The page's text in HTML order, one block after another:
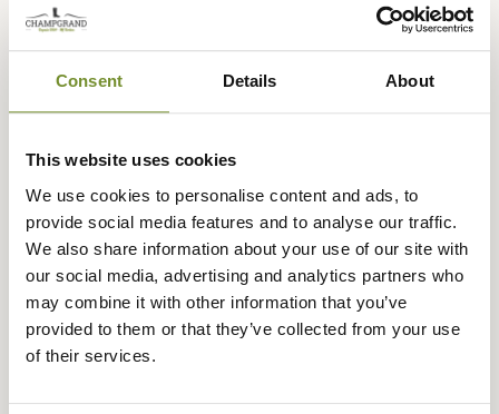
Consent Details About
This website uses cookies
We use cookies to personalise content and ads, to
provide social media features and to analyse our traffic.
We also share information about your use of our site with
our social media, advertising and analytics partners who
may combine it with other information that you’ve
provided to them or that they’ve collected from your use
of their services.
Description
Browning vous propose cette superbe casquette Biface
de couleur brun/orange pour une utilisation pour tout
type de chasse et par temps humide ou ensoleillé.
La casquette Biface se transforme de la couleur brun à
incroyable.
De plus, cette casquette Browning est pliable pour la
transporter partout avec vous.
Pratique et confortable, grâce à ses deux couleurs, elle
vous accompagnera par toutes occasions.
Taille unique